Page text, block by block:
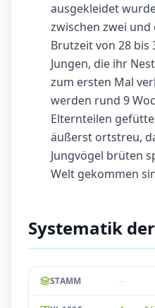
ausgekleidet
zwischen zwei und
Brutzeit von 28 bis
Jungen, die ihr
zum ersten Mal
werden rund 9
Elternteilen
äußerst ortstreu,
Jungvögel brüten
Welt gekommen
Systematik
STAMM --